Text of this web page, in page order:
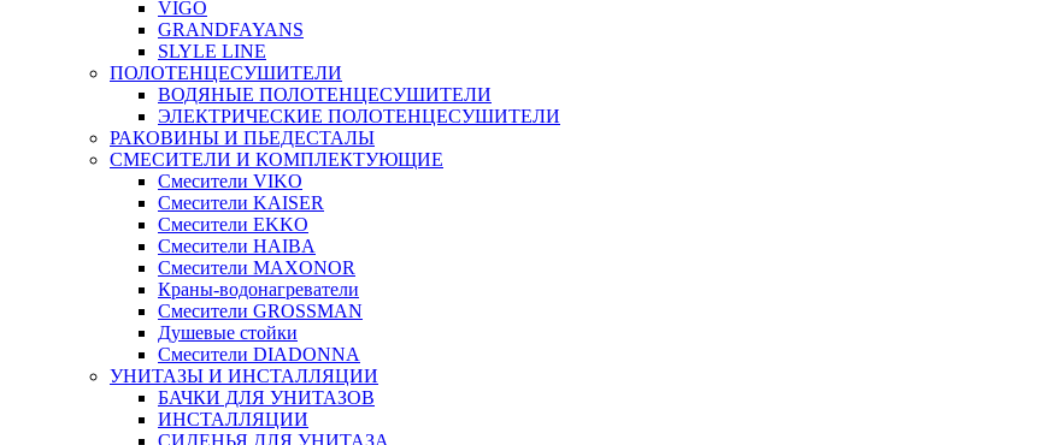
VIGO
GRANDFAYANS
SLYLE LINE
ПОЛОТЕНЦЕСУШИТЕЛИ
ВОДЯНЫЕ ПОЛОТЕНЦЕСУШИТЕЛИ
ЭЛЕКТРИЧЕСКИЕ ПОЛОТЕНЦЕСУШИТЕЛИ
РАКОВИНЫ И ПЬЕДЕСТАЛЫ
СМЕСИТЕЛИ И КОМПЛЕКТУЮЩИЕ
Смесители VIKO
Смесители KAISER
Смесители EKKO
Смесители HAIBA
Смесители MAXONOR
Краны-водонагреватели
Смесители GROSSMAN
Душевые стойки
Смесители DIADONNA
УНИТАЗЫ И ИНСТАЛЛЯЦИИ
БАЧКИ ДЛЯ УНИТАЗОВ
ИНСТАЛЛЯЦИИ
СИДЕНЬЯ ДЛЯ УНИТАЗА